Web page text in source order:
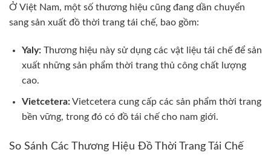
Ở Việt Nam, một số thương hiệu cũng đang dần chuyển
sang sản xuất đồ thời trang tái chế, bao gồm:
Yaly:Thương hiệu này sử dụng các vật liệu tái chế để sản
xuất những sản phẩm thời trang thủ công chất lượng
cao.
Vietcetera:Vietcetera cung cấp các sản phẩm thời trang
bền vững, trong đó có đồ tái chế cho nam giới.
So Sánh Các Thương Hiệu Đồ Thời Trang Tái Chế